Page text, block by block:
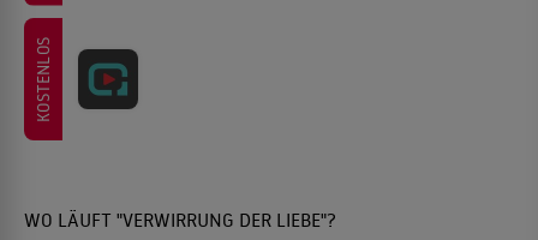
KOSTENLOS
WO LÄUFT "VERWIRRUNG DER LIEBE"?